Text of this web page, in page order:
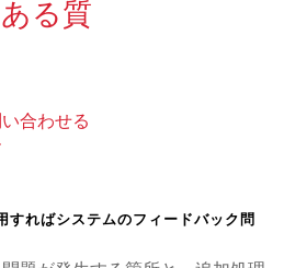
る質
合わせる
すればシステムのフィードバック問